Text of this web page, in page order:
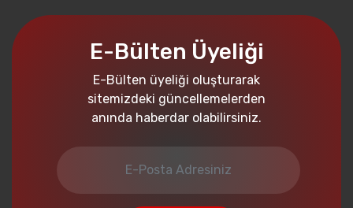
E-Bülten Üyeliği
E-Bülten üyeliği oluşturarak
sitemizdeki güncellemelerden
anında haberdar olabilirsiniz.